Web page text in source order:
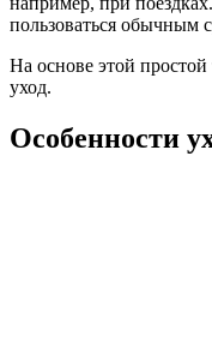
пользоваться обычным
На основе этой
уход.
Особенности